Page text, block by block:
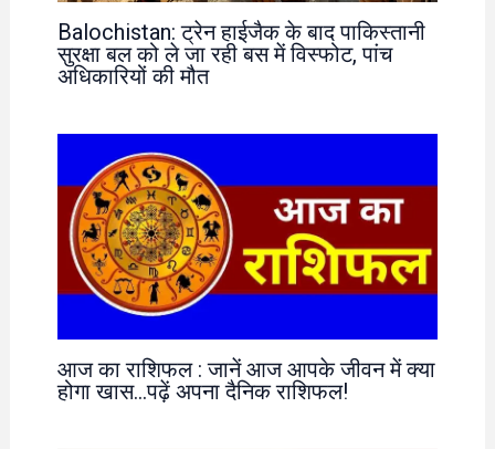
Balochistan: ट्रेन हाईजैक के बाद पाकिस्तानी
सुरक्षा बल को ले जा रही बस में विस्फोट, पांच
अधिकारियों की मौत
आज का राशिफल : जानें आज आपके जीवन में क्या
होगा खास…पढ़ें अपना दैनिक राशिफल!